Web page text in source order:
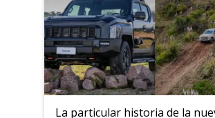
La particular historia de la